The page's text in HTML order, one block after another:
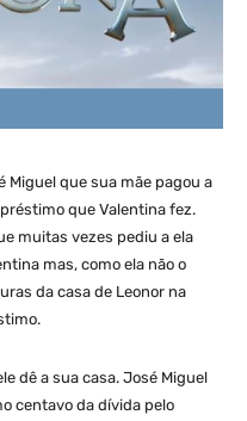
Miguel que sua mãe pagou a
que Valentina fez.
muitas vezes pediu a ela
mas, como ela não o
da casa de Leonor na
dê a sua casa. José Miguel
centavo da dívida pelo